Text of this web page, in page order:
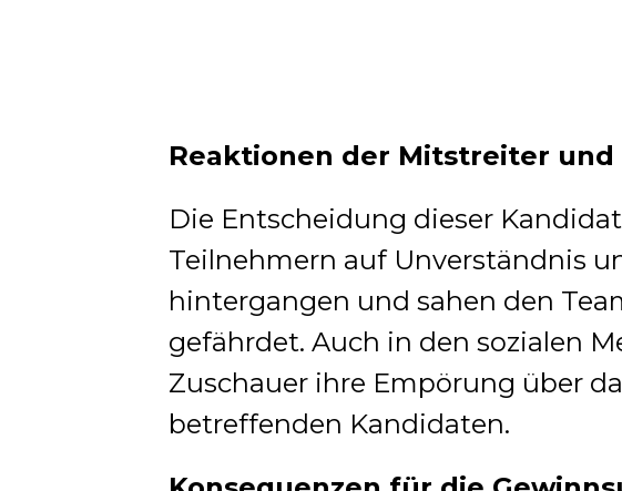
Reaktionen der Mitstreiter und
Die Entscheidung dieser
Teilnehmern auf Unverständnis
hintergangen und sahen den
gefährdet. Auch in den sozialen
Zuschauer ihre Empörung über
betreffenden Kandidaten.